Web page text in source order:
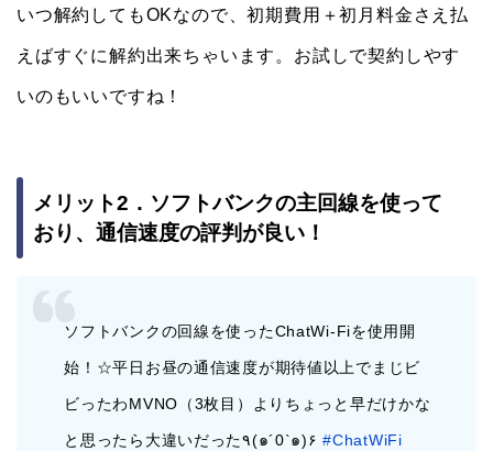
いつ解約してもOKなので、初期費用＋初月料金さえ払
えばすぐに解約出来ちゃいます。お試しで契約しやす
いのもいいですね！
メリット2．ソフトバンクの主回線を使って
おり、通信速度の評判が良い！
ソフトバンクの回線を使ったChatWi-Fiを使用開
始！☆平日お昼の通信速度が期待値以上でまじビ
ビったわMVNO（3枚目）よりちょっと早だけかな
と思ったら大違いだった٩(๑´0`๑)۶#ChatWiFi